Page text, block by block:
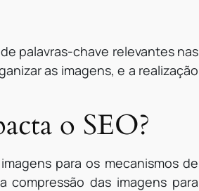
palavras-chave relevantes nas
as imagens, e a realização
o SEO?
para os mecanismos de
compressão das imagens para